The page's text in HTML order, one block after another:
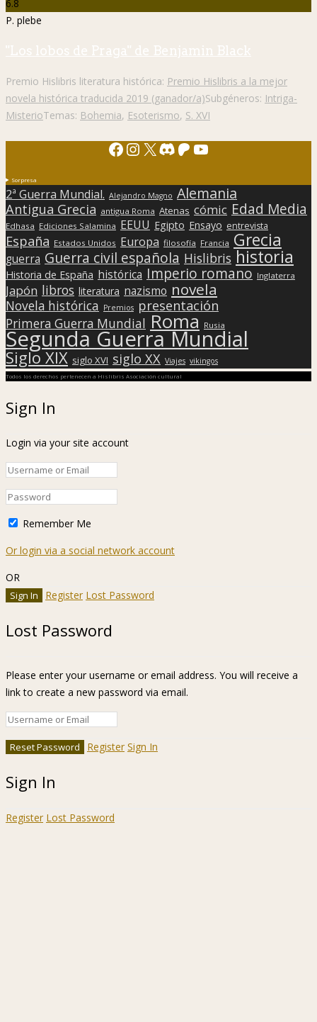
6.8
P. plebe
"Los lobos de Praga" de Benjamin Black
Premio Hislibris literatura histórica: Premio Hislibris a la mejor
novela histórica traducida 2019 (ganador/a)Subgéneros: Intriga-
MisterioTemas: Bohemia, Esoterismo, S. XVI
Facebook
Instagram
X Discord
Patreon
YouTube
Sorpresa
2ª Guerra Mundial. Alejandro Magno Alemania
Antigua Grecia antigua Roma Atenas cómic Edad Media
Edhasa Ediciones Salamina EEUU Egipto Ensayo entrevista
España Estados Unidos Europa filosofía Francia Grecia
guerra Guerra civil española Hislibris historia
Historia de España histórica Imperio romano Inglaterra
Japón libros literatura nazismo novela
Novela histórica Premios presentación
Primera Guerra Mundial Roma Rusia
Segunda Guerra Mundial
Siglo XIX siglo XVI siglo XX Viajes vikingos
Todos los derechos pertenecen a Hislibris Asociación cultural
Sign In
Login via your site account
Remember Me
Or login via a social network account
OR
Register Lost Password
Lost Password
Please enter your username or email address. You will receive a
link to create a new password via email.
Register Sign In
Sign In
Register Lost Password